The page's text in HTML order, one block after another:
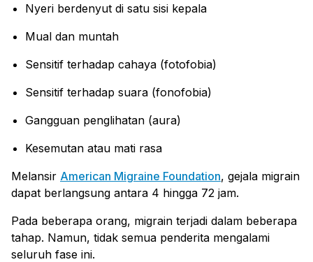
Nyeri berdenyut di satu sisi kepala
Mual dan muntah
Sensitif terhadap cahaya (fotofobia)
Sensitif terhadap suara (fonofobia)
Gangguan penglihatan (aura)
Kesemutan atau mati rasa
Melansir American Migraine Foundation, gejala migrain
dapat berlangsung antara 4 hingga 72 jam.
Pada beberapa orang, migrain terjadi dalam beberapa
tahap. Namun, tidak semua penderita mengalami
seluruh fase ini.